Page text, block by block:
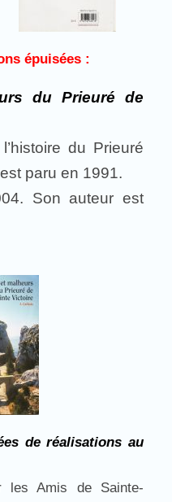
épuisées :
du Prieuré de
du Prieuré
paru en 1991.
Son auteur est
de réalisations au
les Amis de Sainte-